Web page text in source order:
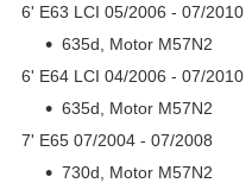
6' E63 LCI 05/2006 - 07/2010
635d, Motor M57N2
6' E64 LCI 04/2006 - 07/2010
635d, Motor M57N2
7' E65 07/2004 - 07/2008
730d, Motor M57N2